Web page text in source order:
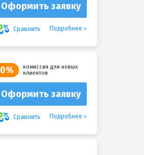
Оформить заявку
Сравнить Подробнее
0%
комиссия для новых
клиентов
Оформить заявку
Сравнить Подробнее